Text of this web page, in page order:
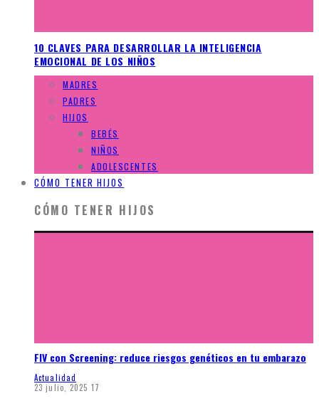
10 CLAVES PARA DESARROLLAR LA INTELIGENCIA
EMOCIONAL DE LOS NIÑOS
MADRES
PADRES
HIJOS
BEBÉS
NIÑOS
ADOLESCENTES
CÓMO TENER HIJOS
CÓMO TENER HIJOS
FIV con Screening: reduce riesgos genéticos en tu embarazo
Actualidad
23 julio, 2025 17